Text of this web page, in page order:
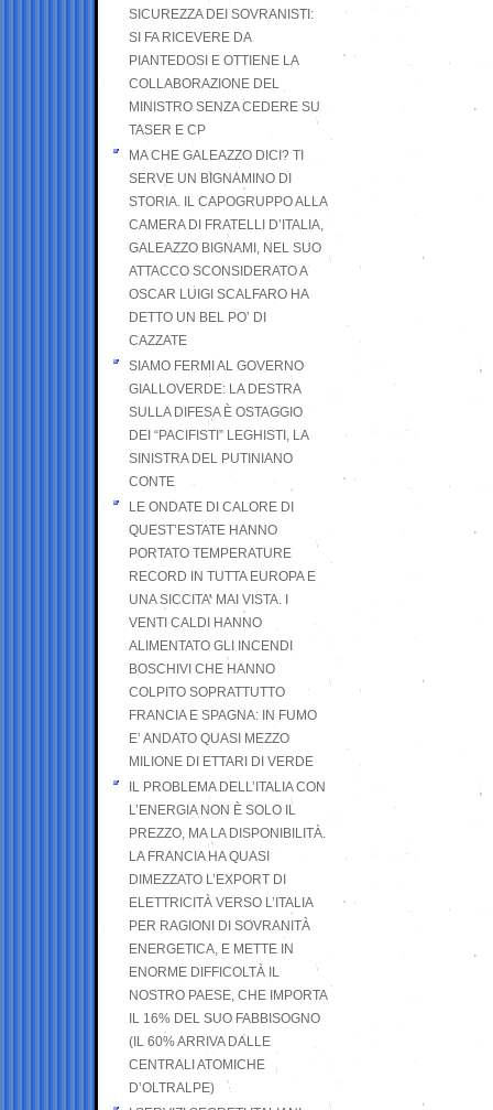
SICUREZZA DEI SOVRANISTI:
SI FA RICEVERE DA
PIANTEDOSI E OTTIENE LA
COLLABORAZIONE DEL
MINISTRO SENZA CEDERE SU
TASER E CP
MA CHE GALEAZZO DICI? TI
SERVE UN BIGNAMINO DI
STORIA. IL CAPOGRUPPO ALLA
CAMERA DI FRATELLI D’ITALIA,
GALEAZZO BIGNAMI, NEL SUO
ATTACCO SCONSIDERATO A
OSCAR LUIGI SCALFARO HA
DETTO UN BEL PO’ DI
CAZZATE
SIAMO FERMI AL GOVERNO
GIALLOVERDE: LA DESTRA
SULLA DIFESA È OSTAGGIO
DEI “PACIFISTI” LEGHISTI, LA
SINISTRA DEL PUTINIANO
CONTE
LE ONDATE DI CALORE DI
QUEST’ESTATE HANNO
PORTATO TEMPERATURE
RECORD IN TUTTA EUROPA E
UNA SICCITA’ MAI VISTA. I
VENTI CALDI HANNO
ALIMENTATO GLI INCENDI
BOSCHIVI CHE HANNO
COLPITO SOPRATTUTTO
FRANCIA E SPAGNA: IN FUMO
E’ ANDATO QUASI MEZZO
MILIONE DI ETTARI DI VERDE
IL PROBLEMA DELL’ITALIA CON
L’ENERGIA NON È SOLO IL
PREZZO, MA LA DISPONIBILITÀ.
LA FRANCIA HA QUASI
DIMEZZATO L’EXPORT DI
ELETTRICITÀ VERSO L’ITALIA
PER RAGIONI DI SOVRANITÀ
ENERGETICA, E METTE IN
ENORME DIFFICOLTÀ IL
NOSTRO PAESE, CHE IMPORTA
IL 16% DEL SUO FABBISOGNO
(IL 60% ARRIVA DALLE
CENTRALI ATOMICHE
D’OLTRALPE)